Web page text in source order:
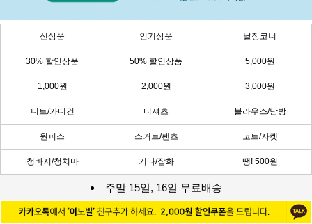
신상품 인기상품 낱장코너
30% 할인상품 50% 할인상품 5,000원
1,000원 2,000원 3,000원
니트/가디건 티셔츠 블라우스/남방
원피스 스커트/팬츠 코트/자켓
청바지/청치마 기타/잡화 땡! 500원
주말 15일, 16일 무료배송